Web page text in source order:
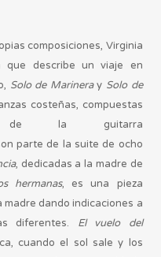
composiciones, Virginia
que describe un viaje en
Solo de Marineray Solo de
costeñas, compuestas
la guitarra
parte de la suite de ocho
, dedicadas a la madre de
hermanas, es una pieza
dando indicaciones a
diferentes. El vuelo del
cuando el sol sale y los